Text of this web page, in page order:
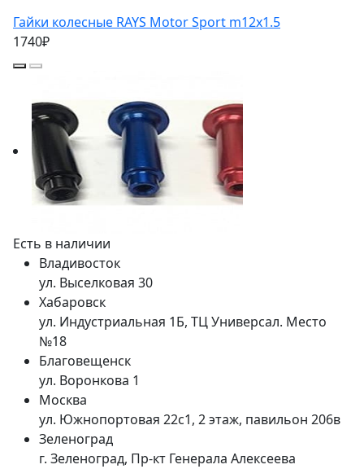
Гайки колесные RAYS Motor Sport m12x1.5
1740₽
Есть в наличии
Владивосток
ул. Выселковая 30
Хабаровск
ул. Индустриальная 1Б, ТЦ Универсал. Место
№18
Благовещенск
ул. Воронкова 1
Москва
ул. Южнопортовая 22с1, 2 этаж, павильон 206в
Зеленоград
г. Зеленоград, Пр-кт Генерала Алексеева